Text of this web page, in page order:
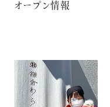
オープン情報